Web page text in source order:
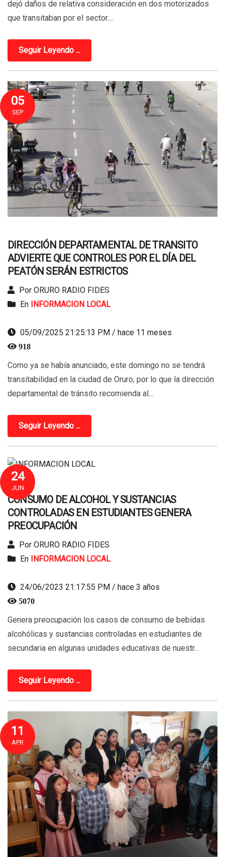
dejó daños de relativa consideración en dos motorizados
que transitaban por el sector....
Seguir Leyendo ...
05
SEP
DIRECCIÓN DEPARTAMENTAL DE TRANSITO
ADVIERTE QUE CONTROLES POR EL DÍA DEL
PEATÓN SERÁN ESTRICTOS
Por ORURO RADIO FIDES
En INFORMACION LOCAL
05/09/2025 21:25:13 PM / hace 11 meses
918
Como ya se había anunciado, este domingo no se tendrá
transitabilidad en la ciudad de Oruro, por lo que la dirección
departamental de tránsito recomienda al...
Seguir Leyendo ...
24
JUN
CONSUMO DE ALCOHOL Y SUSTANCIAS
CONTROLADAS EN ESTUDIANTES GENERA
PREOCUPACIÓN
Por ORURO RADIO FIDES
En INFORMACION LOCAL
24/06/2023 21:17:55 PM / hace 3 años
5070
Genera preocupación los casos de consumo de bebidas
alcohólicas y sustancias controladas en estudiantes de
secundaria en algunas unidades educativas de nuestr...
Seguir Leyendo ...
11
APR